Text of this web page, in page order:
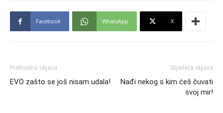
Facebook WhatsApp X
Prethodna objava
EVO zašto se još nisam udala!
Slijedeća objava
Nađi nekog s kim ćeš čuvati
svoj mir!